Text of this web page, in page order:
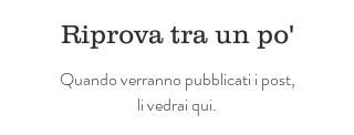
Riprova tra un po'
Quando verranno pubblicati i post,
li vedrai qui.